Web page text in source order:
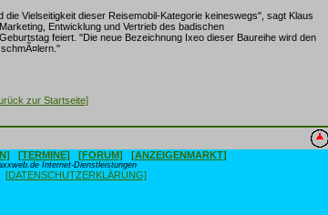
Vielseitigkeit dieser Reisemobil-Kategorie keineswegs", sagt Klaus
Entwicklung und Vertrieb des badischen
feiert. "Die neue Bezeichnung Ixeo dieser Baureihe wird den
zur Startseite]
[TERMINE] [FORUM] [ANZEIGENMARKT]
Internet-Dienstleistungen
[DATENSCHUTZERKLÄRUNG]